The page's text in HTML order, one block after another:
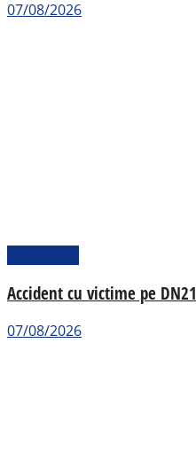
07/08/2026
Accident cu victime pe DN21
07/08/2026